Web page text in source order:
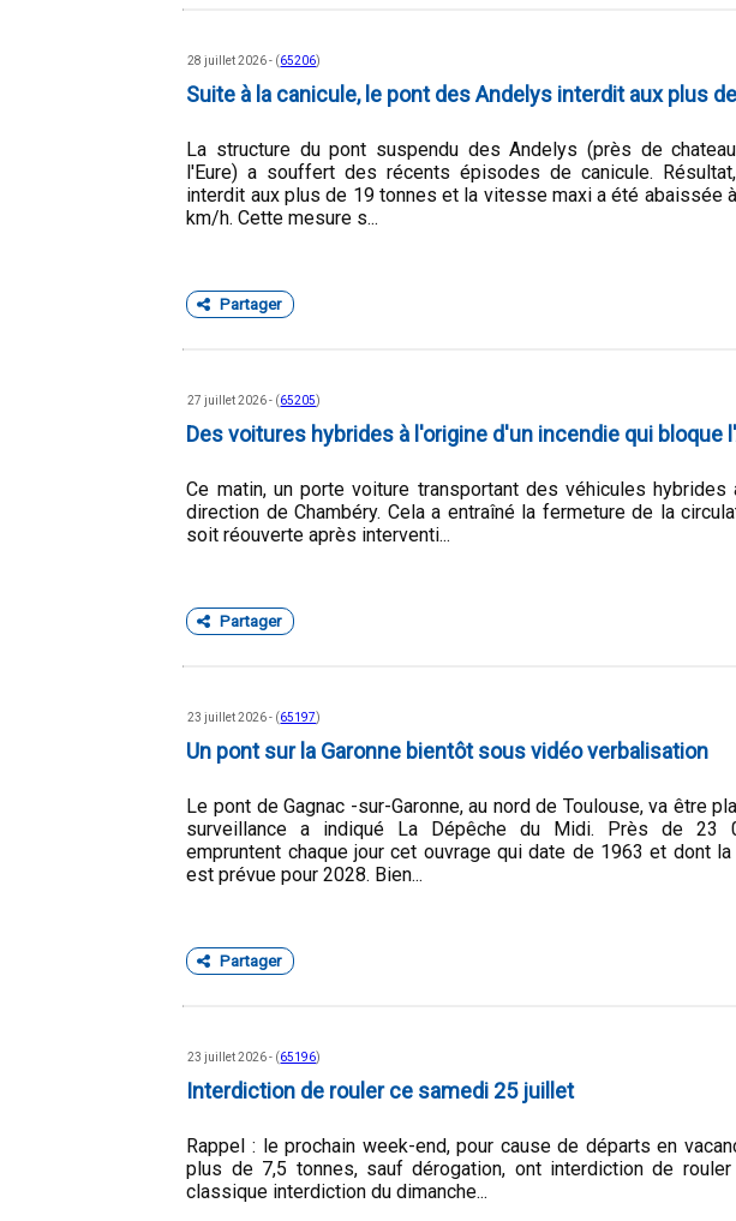
28 juillet 2026 - (65206)
Suite à la canicule, le pont des Andelys interdit aux plus
La structure du pont suspendu des Andelys (près de
l'Eure) a souffert des récents épisodes de canicule.
interdit aux plus de 19 tonnes et la vitesse maxi a été abaissée
km/h. Cette mesure s...
Partager
27 juillet 2026 - (65205)
Des voitures hybrides à l'origine d'un incendie qui bloque
Ce matin, un porte voiture transportant des véhicules
direction de Chambéry. Cela a entraîné la fermeture de la
soit réouverte après interventi...
Partager
23 juillet 2026 - (65197)
Un pont sur la Garonne bientôt sous vidéo verbalisation
Le pont de Gagnac -sur-Garonne, au nord de Toulouse, va être
surveillance a indiqué La Dépêche du Midi. Près de 23
empruntent chaque jour cet ouvrage qui date de 1963 et dont
est prévue pour 2028. Bien...
Partager
23 juillet 2026 - (65196)
Interdiction de rouler ce samedi 25 juillet
Rappel : le prochain week-end, pour cause de départs en
plus de 7,5 tonnes, sauf dérogation, ont interdiction de
classique interdiction du dimanche...